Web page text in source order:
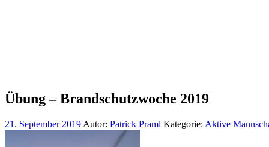
Übung – Brandschutzwoche 2019
21. September 2019 Autor: Patrick Praml Kategorie: Aktive